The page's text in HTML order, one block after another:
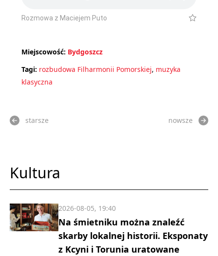
Rozmowa z Maciejem Puto
Miejscowość: Bydgoszcz
Tagi: rozbudowa Filharmonii Pomorskiej, muzyka
klasyczna
starsze nowsze
Kultura
Na śmietniku można znaleźć
skarby lokalnej historii. Eksponaty
z Kcyni i Torunia uratowane
2026-08-05, 19:40